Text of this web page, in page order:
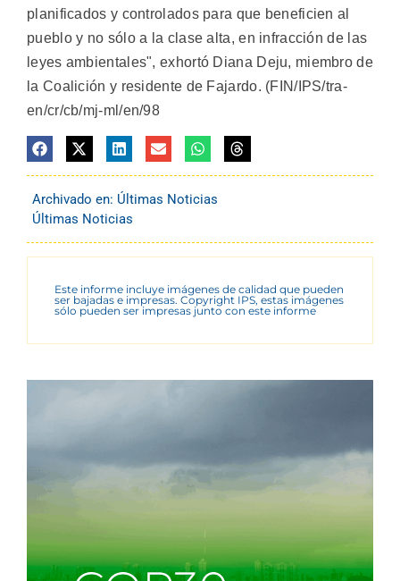
planificados y controlados para que beneficien al
pueblo y no sólo a la clase alta, en infracción de las
leyes ambientales", exhortó Diana Deju, miembro de
la Coalición y residente de Fajardo. (FIN/IPS/tra-
en/cr/cb/mj-ml/en/98
Archivado en: Últimas Noticias
Últimas Noticias
Este informe incluye imágenes de calidad que pueden
ser bajadas e impresas. Copyright IPS, estas imágenes
sólo pueden ser impresas junto con este informe